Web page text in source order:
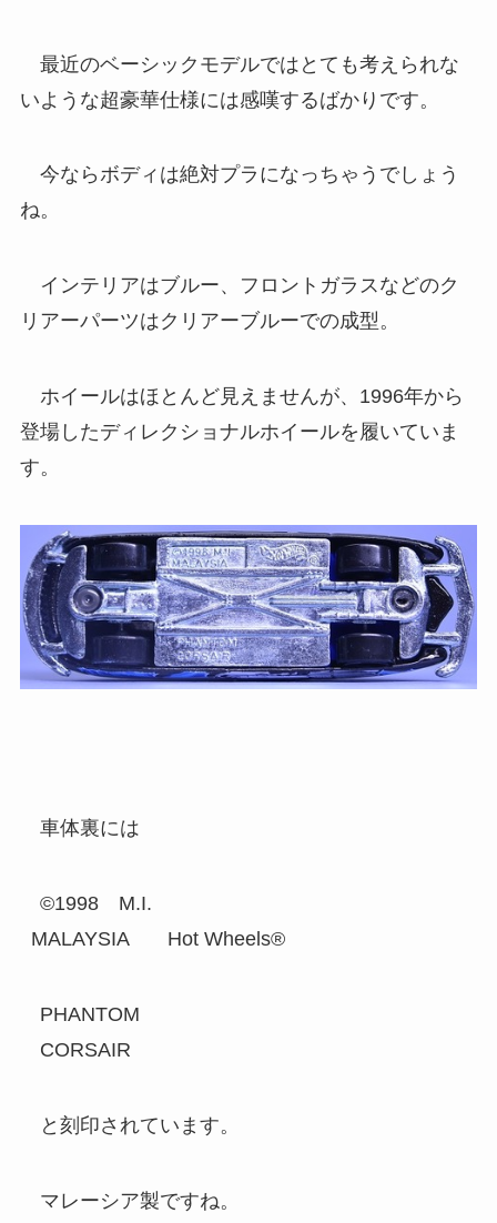
最近のベーシックモデルではとても考えられな
いような超豪華仕様には感嘆するばかりです。
今ならボディは絶対プラになっちゃうでしょう
ね。
インテリアはブルー、フロントガラスなどのク
リアーパーツはクリアーブルーでの成型。
ホイールはほとんど見えませんが、1996年から
登場したディレクショナルホイールを履いていま
す。
車体裏には
©1998 M.I.
MALAYSIA Hot Wheels®
PHANTOM
CORSAIR
と刻印されています。
マレーシア製ですね。